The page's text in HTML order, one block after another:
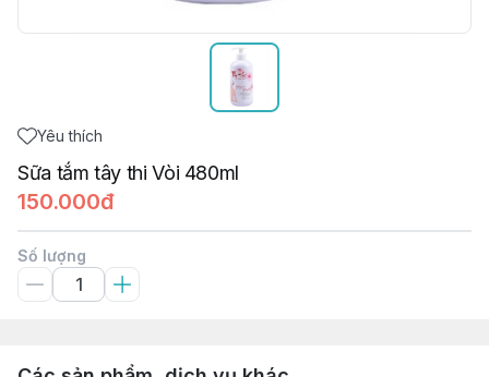
Yêu thích
Sữa tắm tây thi Vòi 480ml
150.000đ
Số lượng